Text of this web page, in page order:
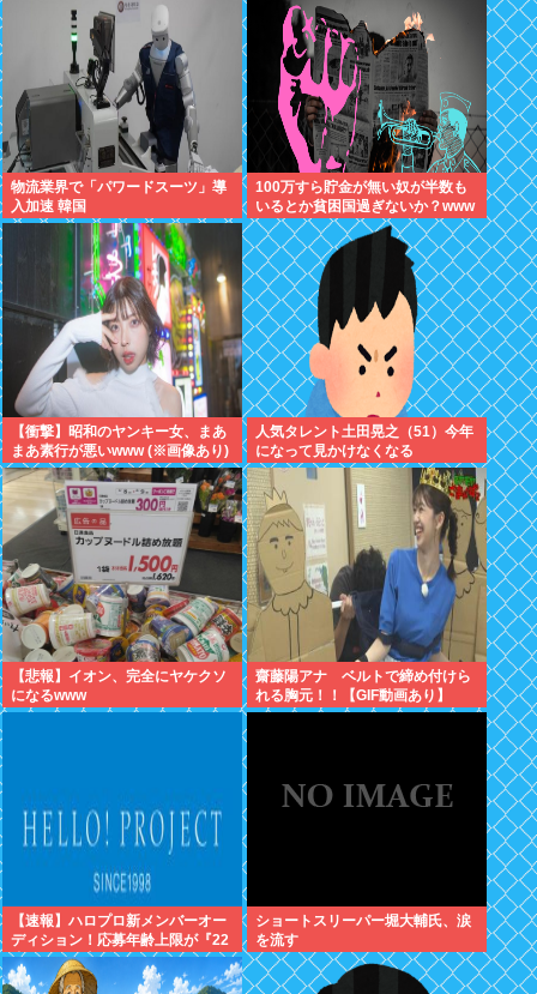
物流業界で「パワードスーツ」導
入加速 韓国
100万すら貯金が無い奴が半数も
いるとか貧困国過ぎないか？www
【衝撃】昭和のヤンキー女、まあ
まあ素行が悪いwww (※画像あり)
人気タレント土田晃之（51）今年
になって見かけなくなる
【悲報】イオン、完全にヤケクソ
になるwww
齋藤陽アナ ベルトで締め付けら
れる胸元！！【GIF動画あり】
【速報】ハロプロ新メンバーオー
ディション！応募年齢上限が『22
歳』に引き上げられる
ショートスリーパー堀大輔氏、涙
を流す